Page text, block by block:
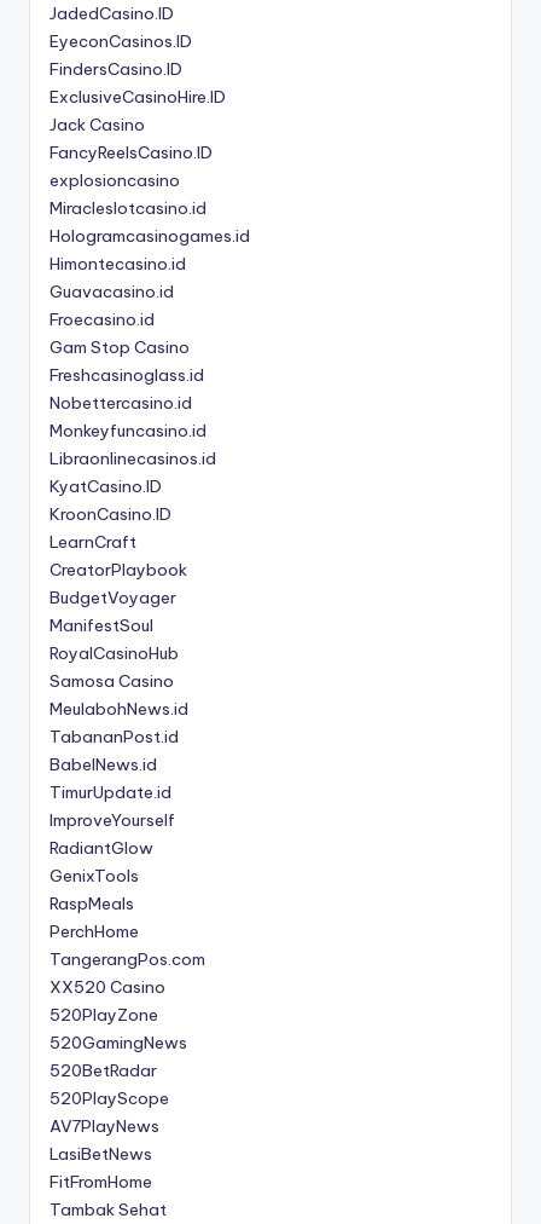
JadedCasino.ID
EyeconCasinos.ID
FindersCasino.ID
ExclusiveCasinoHire.ID
Jack Casino
FancyReelsCasino.ID
explosioncasino
Miracleslotcasino.id
Hologramcasinogames.id
Himontecasino.id
Guavacasino.id
Froecasino.id
Gam Stop Casino
Freshcasinoglass.id
Nobettercasino.id
Monkeyfuncasino.id
Libraonlinecasinos.id
KyatCasino.ID
KroonCasino.ID
LearnCraft
CreatorPlaybook
BudgetVoyager
ManifestSoul
RoyalCasinoHub
Samosa Casino
MeulabohNews.id
TabananPost.id
BabelNews.id
TimurUpdate.id
ImproveYourself
RadiantGlow
GenixTools
RaspMeals
PerchHome
TangerangPos.com
XX520 Casino
520PlayZone
520GamingNews
520BetRadar
520PlayScope
AV7PlayNews
LasiBetNews
FitFromHome
Tambak Sehat